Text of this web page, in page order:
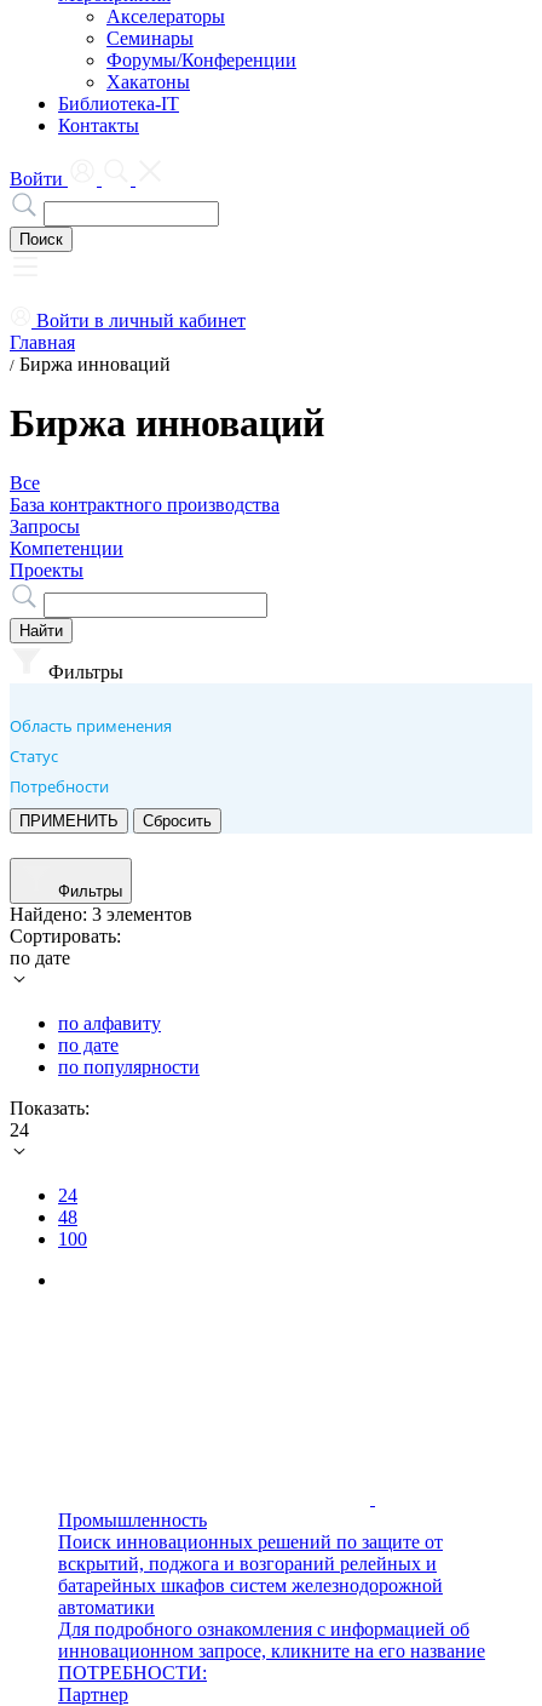
Акселераторы
Семинары
Форумы/Конференции
Хакатоны
Библиотека-IT
Контакты
Войти
Войти в личный кабинет
Главная
/ Биржа инноваций
Биржа инноваций
Все
База контрактного производства
Запросы
Компетенции
Проекты
Найти
Фильтры
Область применения
Статус
Потребности
Фильтры
Найдено: 3 элементов
Сортировать:
по дате
по алфавиту
по дате
по популярности
Показать:
24
24
48
100
Промышленность
Поиск инновационных решений по защите от
вскрытий, поджога и возгораний релейных и
батарейных шкафов систем железнодорожной
автоматики
Для подробного ознакомления с информацией об
инновационном запросе, кликните на его название
ПОТРЕБНОСТИ:
Партнер